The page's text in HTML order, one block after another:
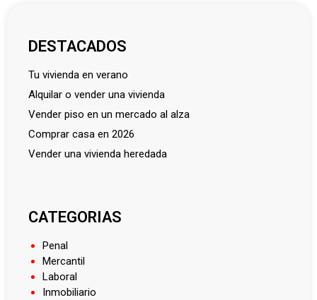
DESTACADOS
tu vivienda en verano
alquilar o vender una vivienda
vender piso en un mercado al alza
comprar casa en 2026
vender una vivienda heredada
CATEGORIAS
Penal
Mercantil
Laboral
Inmobiliario